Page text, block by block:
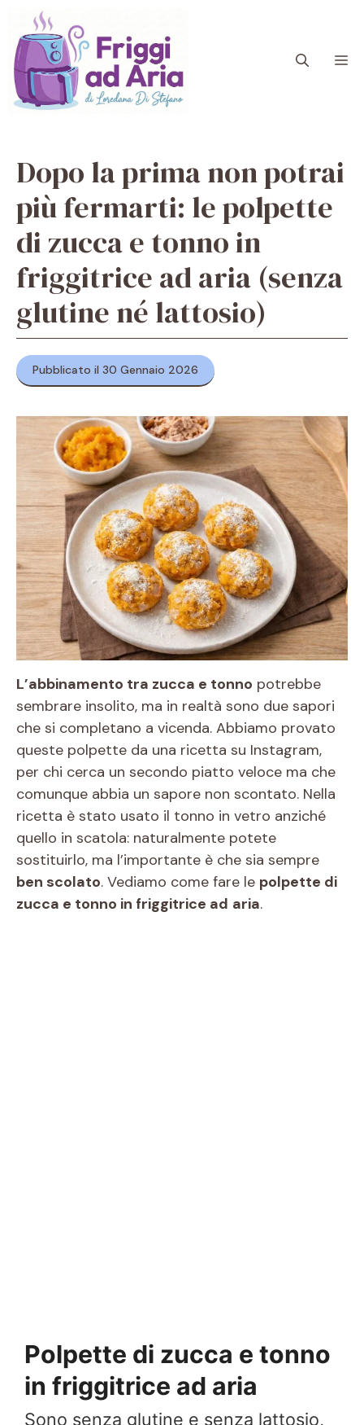
contenuto
Dopo la prima non potrai
più fermarti: le polpette
di zucca e tonno in
friggitrice ad aria (senza
glutine né lattosio)
Pubblicato il 30 Gennaio 2026
L’abbinamento tra zucca e tonno potrebbe
sembrare insolito, ma in realtà sono due sapori
che si completano a vicenda. Abbiamo provato
queste polpette da una ricetta su Instagram,
per chi cerca un secondo piatto veloce ma che
comunque abbia un sapore non scontato. Nella
ricetta è stato usato il tonno in vetro anziché
quello in scatola: naturalmente potete
sostituirlo, ma l’importante è che sia sempre
ben scolato. Vediamo come fare le polpette di
zucca e tonno in friggitrice ad aria.
Polpette di zucca e tonno
in friggitrice ad aria
Sono senza glutine e senza lattosio,